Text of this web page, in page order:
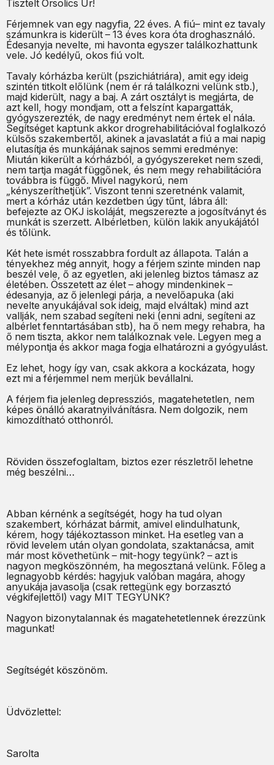
Tisztelt Orsolics Úr!
Férjemnek van egy nagyfia, 22 éves. A fiú– mint ez tavaly
számunkra is kiderült – 13 éves kora óta droghasználó.
Édesanyja nevelte, mi havonta egyszer találkozhattunk
vele. Jó kedélyű, okos fiú volt.
Tavaly kórházba került (pszichiátriára), amit egy ideig
szintén titkolt előlünk (nem ér rá találkozni velünk stb.),
majd kiderült, nagy a baj. A zárt osztályt is megjárta, de
azt kell, hogy mondjam, ott a felszínt kapargatták,
gyógyszerezték, de nagy eredményt nem értek el nála.
Segítséget kaptunk akkor drogrehabilitációval foglalkozó
külsős szakembertől, akinek a javaslatát a fiú a mai napig
elutasítja és munkájának sajnos semmi eredménye:
Miután kikerült a kórházból, a gyógyszereket nem szedi,
nem tartja magát függőnek, és nem megy rehabilitációra
továbbra is függő. Mivel nagykorú, nem
„kényszeríthetjük”. Viszont tenni szeretnénk valamit,
mert a kórház után kezdetben úgy tűnt, lábra áll:
befejezte az OKJ iskoláját, megszerezte a jogosítványt és
munkát is szerzett. Albérletben, külön lakik anyukájától
és tőlünk.
Két hete ismét rosszabbra fordult az állapota. Talán a
tényekhez még annyit, hogy a férjem szinte minden nap
beszél vele, ő az egyetlen, aki jelenleg biztos támasz az
életében. Összetett az élet – ahogy mindenkinek –
édesanyja, az ő jelenlegi párja, a nevelőapuka (aki
nevelte anyukájával sok ideig, majd elváltak) mind azt
vallják, nem szabad segíteni neki (enni adni, segíteni az
albérlet fenntartásában stb), ha ő nem megy rehabra, ha
ő nem tiszta, akkor nem találkoznak vele. Legyen meg a
mélypontja és akkor maga fogja elhatározni a gyógyulást.
Ez lehet, hogy így van, csak akkora a kockázata, hogy
ezt mi a férjemmel nem merjük bevállalni.
A férjem fia jelenleg depressziós, magatehetetlen, nem
képes önálló akaratnyilvánításra. Nem dolgozik, nem
kimozdítható otthonról.
Röviden összefoglaltam, biztos ezer részletről lehetne
még beszélni…
Abban kérnénk a segítségét, hogy ha tud olyan
szakembert, kórházat bármit, amivel elindulhatunk,
kérem, hogy tájékoztasson minket. Ha esetleg van a
rövid levelem után olyan gondolata, szaktanácsa, amit
már most követhetünk – mit-hogy tegyünk? – azt is
nagyon megköszönném, ha megosztaná velünk. Főleg a
legnagyobb kérdés: hagyjuk valóban magára, ahogy
anyukája javasolja (csak rettegünk egy borzasztó
végkifejlettől) vagy MIT TEGYÜNK?
Nagyon bizonytalannak és magatehetetlennek érezzünk
magunkat!
Segítségét köszönöm.
Üdvözlettel:
Sarolta